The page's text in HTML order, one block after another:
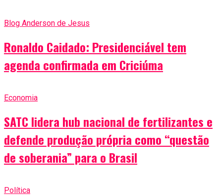
Blog Anderson de Jesus
Ronaldo Caidado: Presidenciável tem
agenda confirmada em Criciúma
Economia
SATC lidera hub nacional de fertilizantes e
defende produção própria como “questão
de soberania” para o Brasil
Política